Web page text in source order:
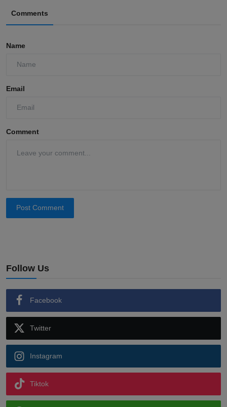
Comments
Name
Email
Comment
Post Comment
Follow Us
Facebook
Twitter
Instagram
Tiktok